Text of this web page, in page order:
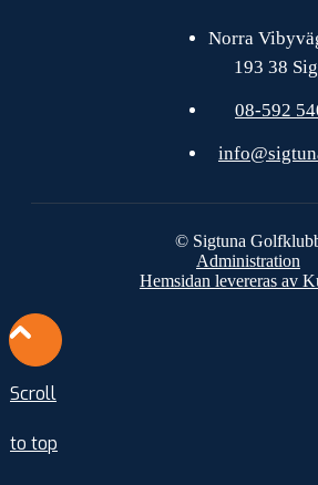
Norra
193 38
08-592
© Sigtuna
Administration
Hemsidan levereras av
Scroll
to top